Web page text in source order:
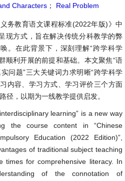
Characters ； Real Problem
务教育语文课程标准(2022年版)》中
现方式，旨在解决传统分科教学的弊
。在此背景下，深刻理解“跨学科学
顺利开展的前提和基础。本文聚焦“语
问题”三大关键词力求明晰“跨学科学
内容、学习方式、学习评价三个方面
径，以期为一线教学提供启发。
learning” is a new way
the course content in “Chinese
Education (2022 Edition)”,
of traditional subject teaching
for comprehensive literacy. In
of the connotation of